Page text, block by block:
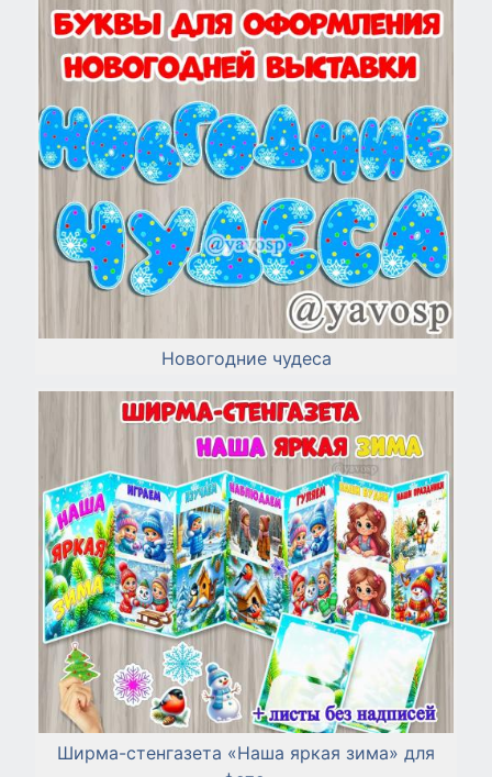
Новогодние чудеса
Ширма-стенгазета «Наша яркая зима» для